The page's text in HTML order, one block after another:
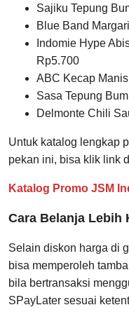
Sajiku Tepung
Blue Band
Indomie Hype
Rp5.700
ABC Kecap
Sasa Tepung
Delmonte Chili
Untuk katalog lengkap
pekan ini, bisa klik link
Katalog Promo JSM
Cara Belanja Lebih
Selain diskon harga di
bisa memperoleh
bila bertransaksi
SPayLater sesuai